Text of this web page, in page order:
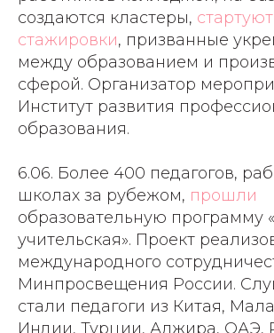
создаются кластеры, стартуют
стажировки, призванные
между образованием и
сферой. Организатор
Институт развития
образования.
6.06. Более 400 педагогов,
школах за рубежом, прошли
образовательную программу
учительская». Проект
международного
Минпросвещения России.
стали педагоги из Китая,
Индии, Турции, Алжира, ОАЭ,